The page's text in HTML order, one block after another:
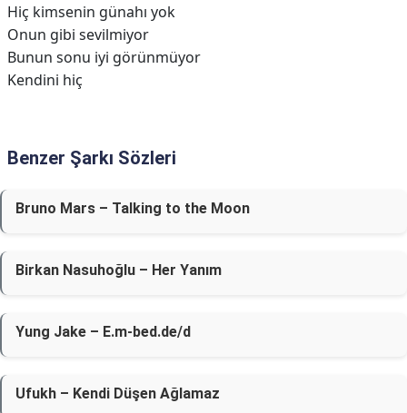
Hiç kimsenin günahı yok
Onun gibi sevilmiyor
Bunun sonu iyi görünmüyor
Kendini hiç
Benzer Şarkı Sözleri
Bruno Mars – Talking to the Moon
Birkan Nasuhoğlu – Her Yanım
Yung Jake – E.m-bed.de/d
Ufukh – Kendi Düşen Ağlamaz